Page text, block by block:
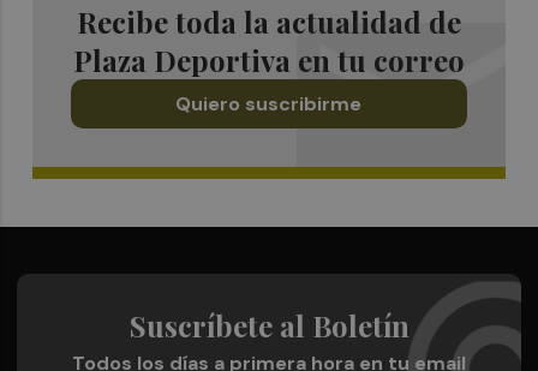
Recibe toda la actualidad de
Plaza Deportiva en tu correo
Quiero suscribirme
Suscríbete al Boletín
Todos los días a primera hora en tu email